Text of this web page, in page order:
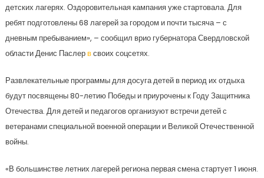
детских лагерях. Оздоровительная кампания уже стартовала. Для
ребят подготовлены 68 лагерей за городом и почти тысяча – с
дневным пребыванием», – сообщил врио губернатора Свердловской
области Денис Паслервсвоих соцсетях.
Развлекательные программы для досуга детей в период их отдыха
будут посвящены 80-летию Победы и приурочены к Году Защитника
Отечества. Для детей и педагогов организуют встречи детей с
ветеранами специальной военной операции и Великой Отечественной
войны.
«В большинстве летних лагерей региона первая смена стартует 1 июня.